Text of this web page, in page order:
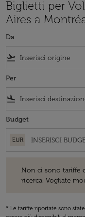
Biglietti per
Aires a
Da
flight_takeoff
Per
flight_land
Budget
EUR
Non ci sono tariffe
ricerca. Vogliate
* Le tariffe riportate sono